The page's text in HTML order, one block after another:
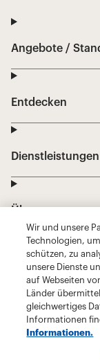
Wir und unsere
Technologien,
schützen, zu
unsere Dienste
auf Webseiten
Länder
gleichwertiges
Informationen
Informationen.